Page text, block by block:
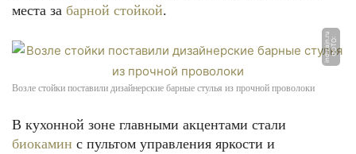
места за барной стойкой.
Ф
О
Т
О:
i
n
di
z
aj
n.
r
u
Возле стойки поставили дизайнерские барные стулья из прочной проволоки
В кухонной зоне главными акцентами стали
биокамин с пультом управления яркости и